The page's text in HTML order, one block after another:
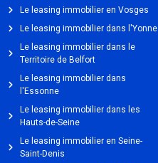
Le leasing immobilier en Vosges
Le leasing immobilier dans l'Yonne
Le leasing immobilier dans le
Territoire de Belfort
Le leasing immobilier dans
l'Essonne
Le leasing immobilier dans les
Hauts-de-Seine
Le leasing immobilier en Seine-
Saint-Denis